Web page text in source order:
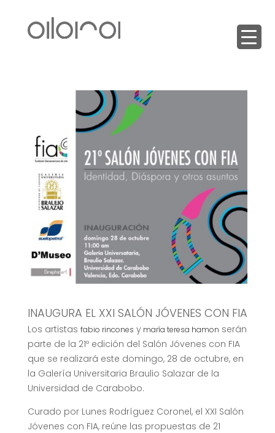
INAUGURA EL XXI SALÓN JÓVENES CON FIA
Los artistas fabio rincones ymaría teresa hamon serán
parte de la 21º edición del Salón Jóvenes con FIA
que se realizará este domingo, 28 de octubre, en
la Galería Universitaria Braulio Salazar de la
Universidad de Carabobo.
Curado por Lunes Rodríguez Coronel, el XXI Salón
Jóvenes con FIA, reúne las propuestas de 21